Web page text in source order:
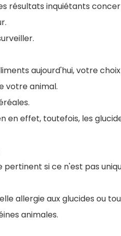
résultats inquiétants
aujourd'hui, votre
votre animal.
en effet, toutefois, les
si ce n'est pas
allergie aux glucides ou
animales.